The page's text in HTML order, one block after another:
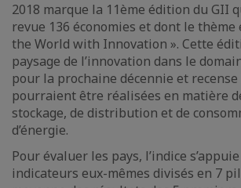
2018 marque la 11ème édition du GII
revue 136 économies et dont le thème
the World with Innovation ». Cette
paysage de l’innovation dans le
pour la prochaine décennie et recense
pourraient être réalisées en matière
stockage, de distribution et de
d’énergie.
Pour évaluer les pays, l’indice
indicateurs eux-mêmes divisés en 7